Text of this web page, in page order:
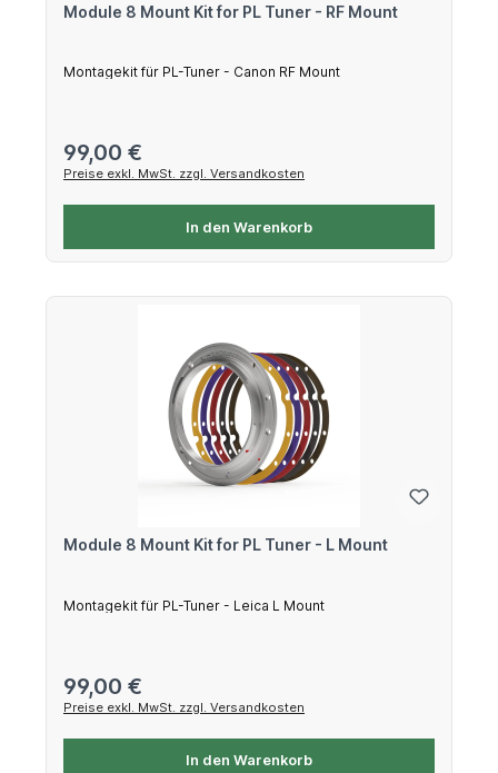
Module 8 Mount Kit for PL Tuner - RF Mount
Montagekit für PL-Tuner - Canon RF Mount
Regulärer Preis:
99,00 €
Preise exkl. MwSt. zzgl. Versandkosten
In den Warenkorb
Module 8 Mount Kit for PL Tuner - L Mount
Montagekit für PL-Tuner - Leica L Mount
Regulärer Preis:
99,00 €
Preise exkl. MwSt. zzgl. Versandkosten
In den Warenkorb